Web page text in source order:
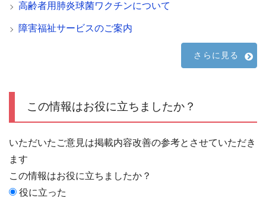
高齢者用肺炎球菌ワクチンについて
障害福祉サービスのご案内
さらに見る
この情報はお役に立ちましたか？
いただいたご意見は掲載内容改善の参考とさせていただき
ます
この情報はお役に立ちましたか？
役に立った